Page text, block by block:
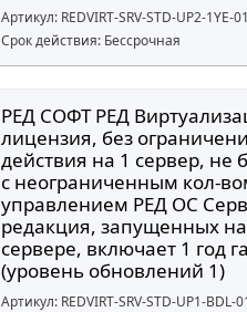
Артикул: REDVIRT-SRV-STD-UP2-1YE-
Срок действия: Бессрочная
РЕД СОФТ РЕД
лицензия, без
действия на 1 сервер, не
c неограниченным кол-
управлением РЕД ОС
редакция, запущенных
сервере, включает 1 год
(уровень обновлений 1)
Артикул: REDVIRT-SRV-STD-UP1-BDL-